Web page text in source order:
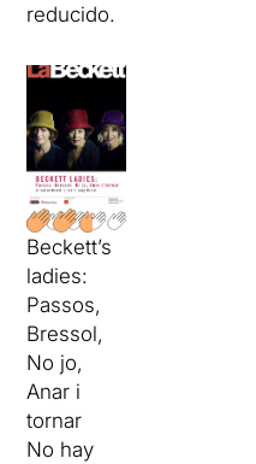
reducido.
Beckett’s
ladies:
Passos,
Bressol,
No jo,
Anar i
tornar
No hay